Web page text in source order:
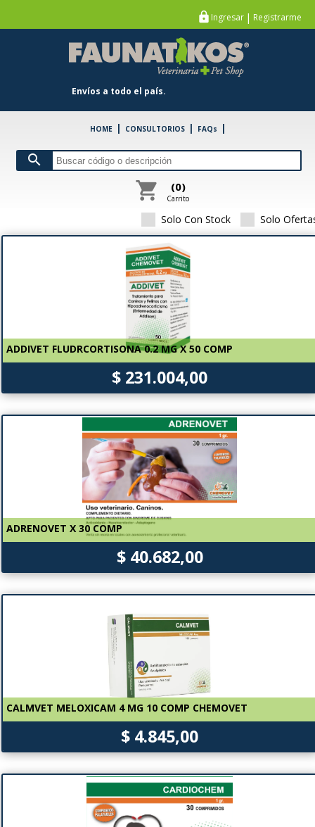
https Ingresar | Registrarme
Envíos a todo el país.
HOME | CONSULTORIOS | FAQs |
search
shopping_cart (0)
Carrito
Farmacia Veterinaria Online
FARMACIA
CHEMOVET\
Mostrar:
Solo Con Stock Solo
ADDIVET FLUDRCORTISONA 0.2 MG X 50 COMP
$ 231.004,00
ADRENOVET X 30 COMP
$ 40.682,00
CALMVET MELOXICAM 4 MG 10 COMP CHEMOVET
$ 4.845,00